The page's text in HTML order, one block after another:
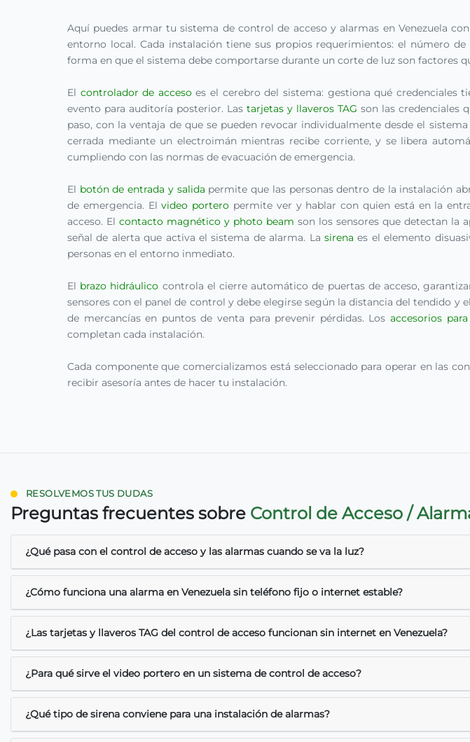
Aquí puedes armar tu sistema de control de acceso y alarmas en Venezuela
entorno local. Cada instalación tiene sus propios requerimientos: el número
forma en que el sistema debe comportarse durante un corte de luz son factores
El controlador de accesoes el cerebro del sistema: gestiona qué credenciales
evento para auditoría posterior. Las tarjetas y llaveros TAG son las credenciales
paso, con la ventaja de que se pueden revocar individualmente desde el
cerrada mediante un electroimán mientras recibe corriente, y se libera
cumpliendo con las normas de evacuación de emergencia.
El botón de entrada y salida permite que las personas dentro de la instalación
de emergencia. Elvideo portero permite ver y hablar con quien está en la
acceso. Elcontacto magnético y photo beam son los sensores que detectan la
señal de alerta que activa el sistema de alarma. Lasirena es el elemento
personas en el entorno inmediato.
El brazo hidráulico controla el cierre automático de puertas de acceso,
sensores con el panel de control y debe elegirse según la distancia del tendido y
de mercancías en puntos de venta para prevenir pérdidas. Losaccesorios
completan cada instalación.
Cada componente que comercializamos está seleccionado para operar en las
recibir asesoría antes de hacer tu instalación.
RESOLVEMOS TUS DUDAS
Preguntas frecuentes sobre Control de Acceso /
¿Qué pasa con el control de acceso y las alarmas cuando se va la luz?
¿Cómo funciona una alarma en Venezuela sin teléfono fijo o internet estable?
¿Las tarjetas y llaveros TAG del control de acceso funcionan sin internet en Venezuela?
¿Para qué sirve el video portero en un sistema de control de acceso?
¿Qué tipo de sirena conviene para una instalación de alarmas?